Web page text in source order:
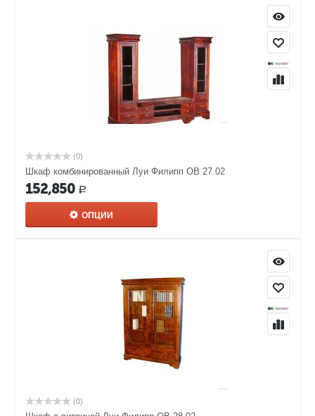
(0)
Шкаф комбинированный Луи Филипп ОВ 27.02
152,850 Р
ОПЦИИ
(0)